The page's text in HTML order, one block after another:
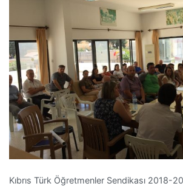
Kıbrıs Türk Öğretmenler Sendikası 2018-